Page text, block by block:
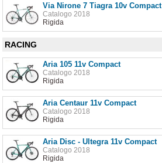
Via Nirone 7 Tiagra 10v Compact
Catalogo 2018
Rigida
RACING
Aria 105 11v Compact
Catalogo 2018
Rigida
Aria Centaur 11v Compact
Catalogo 2018
Rigida
Aria Disc - Ultegra 11v Compact
Catalogo 2018
Rigida